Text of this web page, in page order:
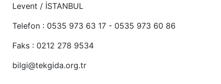
Levent / İSTANBUL
Telefon : 0535 973 63 17 - 0535 973 60 86
Faks : 0212 278 9534
bilgi@tekgida.org.tr